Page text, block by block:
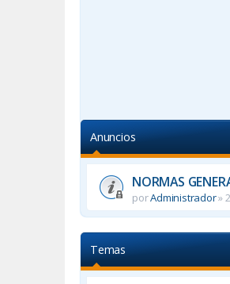
Anuncios
NORMAS
porAdministrador»
Temas